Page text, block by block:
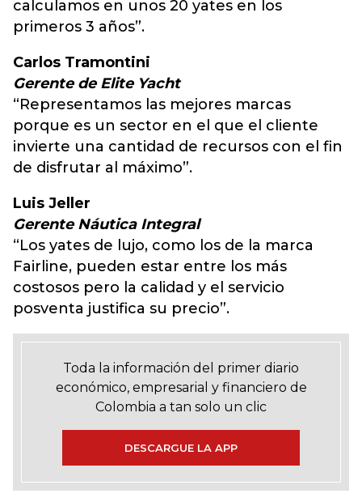
calculamos en unos 20 yates en los
primeros 3 años”.
Carlos Tramontini
Gerente de Elite Yacht
“Representamos las mejores marcas
porque es un sector en el que el cliente
invierte una cantidad de recursos con el fin
de disfrutar al máximo”.
Luis Jeller
Gerente Náutica Integral
“Los yates de lujo, como los de la marca
Fairline, pueden estar entre los más
costosos pero la calidad y el servicio
posventa justifica su precio”.
Toda la información del primer diario
económico, empresarial y financiero de
Colombia a tan solo un clic
DESCARGUE LA APP